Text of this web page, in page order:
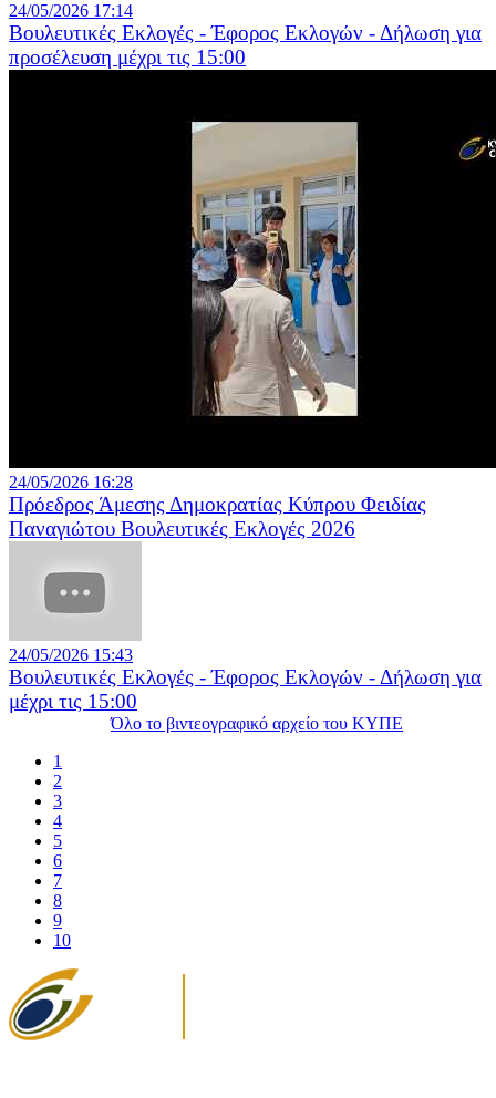
24/05/2026 17:14
Βουλευτικές Εκλογές - Έφορος Εκλογών - Δήλωση για
προσέλευση μέχρι τις 15:00
24/05/2026 16:28
Πρόεδρος Άμεσης Δημοκρατίας Κύπρου Φειδίας
Παναγιώτου Βουλευτικές Εκλογές 2026
24/05/2026 15:43
Βουλευτικές Εκλογές - Έφορος Εκλογών - Δήλωση για
μέχρι τις 15:00
Όλο το βιντεογραφικό αρχείο του ΚΥΠΕ
1
2
3
4
5
6
7
8
9
10